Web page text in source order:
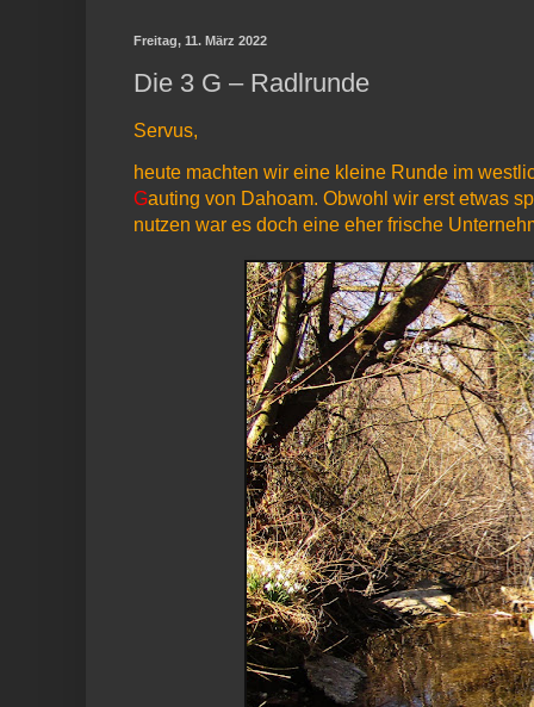
Freitag, 11. März 2022
Die 3 G – Radlrunde
Servus,
heute machten wir eine kleine Runde im
Gauting von Dahoam. Obwohl wir erst etwas
nutzen war es doch eine eher frische